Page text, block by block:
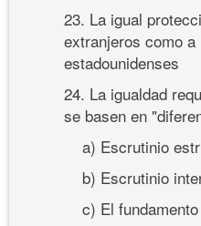
23. La igual
extranjeros como
estadounidenses
24. La igualdad
se basen en
a) Escrutinio
b) Escrutinio
c) El